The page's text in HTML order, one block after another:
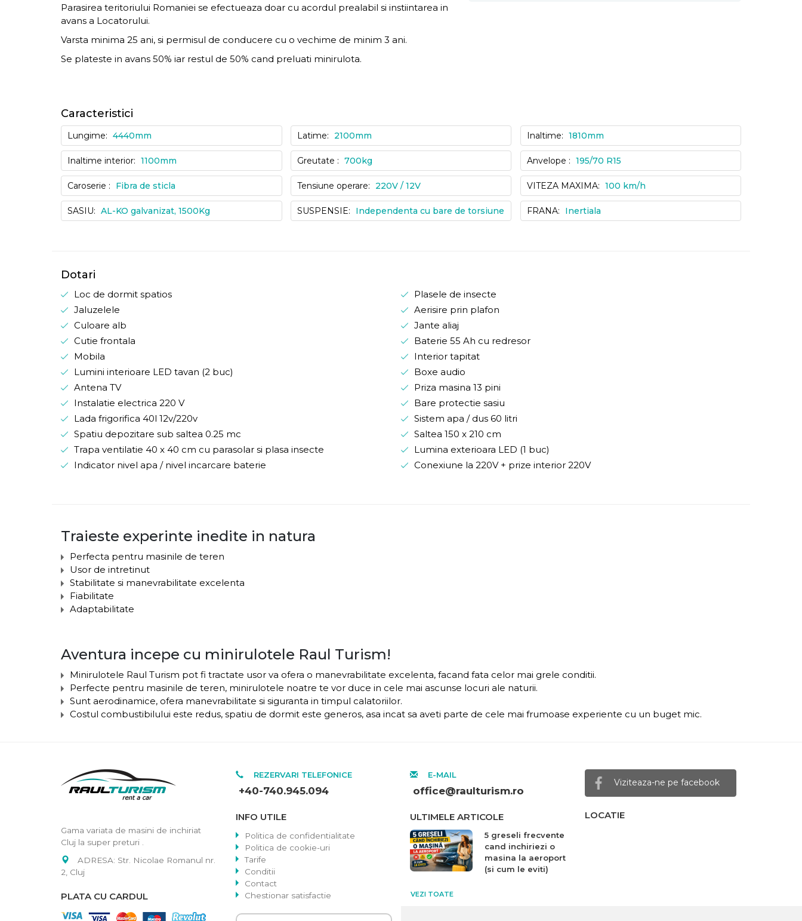
Parasirea teritoriului Romaniei se efectueaza doar cu acordul prealabil si instiintarea in
avans a Locatorului.
Varsta minima 25 ani, si permisul de conducere cu o vechime de minim 3 ani.
Se plateste in avans 50% iar restul de 50% cand preluati minirulota.
Caracteristici
Lungime: 4440mm Latime: 2100mm Inaltime: 1810mm
Inaltime interior: 1100mm Greutate : 700kg Anvelope : 195/70 R15
Caroserie : Fibra de sticla Tensiune operare: 220V / 12V VITEZA MAXIMA: 100 km/h
SASIU: AL-KO galvanizat, 1500Kg SUSPENSIE: Independenta cu bare de torsiune FRANA: Inertiala
Dotari
Loc de dormit spatios
Plasele de insecte
Jaluzelele
Aerisire prin plafon
Culoare alb
Jante aliaj
Cutie frontala
Baterie 55 Ah cu redresor
Mobila
Interior tapitat
Lumini interioare LED tavan (2 buc)
Boxe audio
Antena TV
Priza masina 13 pini
Instalatie electrica 220 V
Bare protectie sasiu
Lada frigorifica 40l 12v/220v
Sistem apa / dus 60 litri
Spatiu depozitare sub saltea 0.25 mc
Saltea 150 x 210 cm
Trapa ventilatie 40 x 40 cm cu parasolar si plasa insecte
Lumina exterioara LED (1 buc)
Indicator nivel apa / nivel incarcare baterie
Conexiune la 220V + prize interior 220V
Traieste experinte inedite in natura
Perfecta pentru masinile de teren
Usor de intretinut
Stabilitate si manevrabilitate excelenta
Fiabilitate
Adaptabilitate
Aventura incepe cu minirulotele Raul Turism!
Minirulotele Raul Turism pot fi tractate usor va ofera o manevrabilitate excelenta, facand fata celor mai grele conditii.
Perfecte pentru masinile de teren, minirulotele noatre te vor duce in cele mai ascunse locuri ale naturii.
Sunt aerodinamice, ofera manevrabilitate si siguranta in timpul calatoriilor.
Costul combustibilului este redus, spatiu de dormit este generos, asa incat sa aveti parte de cele mai frumoase experiente cu un buget mic.
Gama variata de masini de inchiriat
Cluj la super preturi .
ADRESA: Str. Nicolae Romanul nr.
2, Cluj
PLATA CU CARDUL
REZERVARI TELEFONICE
+40-740.945.094
INFO UTILE
Politica de confidentialitate
Politica de cookie-uri
Tarife
Conditii
Contact
Chestionar satisfactie
E-MAIL
office@raulturism.ro
ULTIMELE ARTICOLE
5 greseli frecvente
cand inchiriezi o
masina la aeroport
(si cum le eviti)
VEZI TOATE
Viziteaza-ne pe facebook
LOCATIE